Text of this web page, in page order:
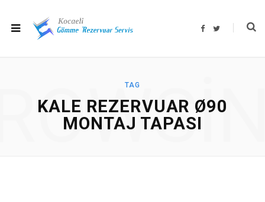
F
T
TAG
KALE REZERVUAR Ø90
MONTAJ TAPASI